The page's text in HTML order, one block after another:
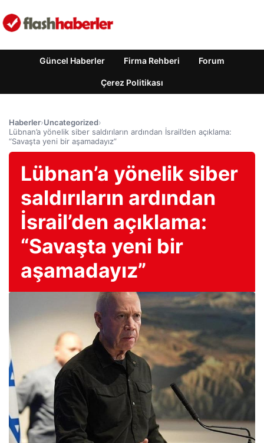
Güncel Haberler Firma Rehberi Forum
Çerez Politikası
Haberler›Uncategorized›
Lübnan’a yönelik siber saldırıların ardından İsrail’den açıklama:
“Savaşta yeni bir aşamadayız”
Lübnan’a yönelik siber
saldırıların ardından
İsrail’den açıklama:
“Savaşta yeni bir
aşamadayız”